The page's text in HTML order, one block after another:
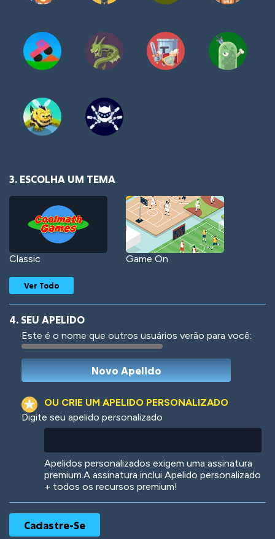
3. ESCOLHA UM TEMA
Classic Game On
Woof Jungle Cats
Ver Todo
4. SEU APELIDO
Este é o nome que outros usuários verão para você:
OU CRIE UM APELIDO PERSONALIZADO
Digite seu apelido personalizado
Apelidos personalizados exigem uma assinatura
premium.A assinatura inclui Apelido personalizado
+ todos os recursos premium!